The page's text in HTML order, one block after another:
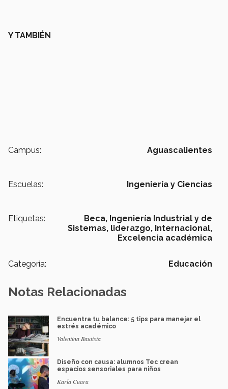
Y TAMBIÉN
Campus: Aguascalientes
Escuelas: Ingeniería y Ciencias
Etiquetas: Beca, Ingeniería Industrial y de
Sistemas, liderazgo, Internacional,
Excelencia académica
Categoría: Educación
Notas Relacionadas
Encuentra tu balance: 5 tips para manejar el
estrés académico
Valentina Bautista
Diseño con causa: alumnos Tec crean
espacios sensoriales para niños
Karla Cuara